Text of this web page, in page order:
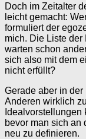
Doch im Zeitalter
leicht gemacht:
formuliert der
mich. Die Liste
warten schon
sich also mit dem
nicht erfüllt?
Gerade aber in
Anderen wirklich
Idealvorstellungen
bevor man sich an
neu zu definieren.